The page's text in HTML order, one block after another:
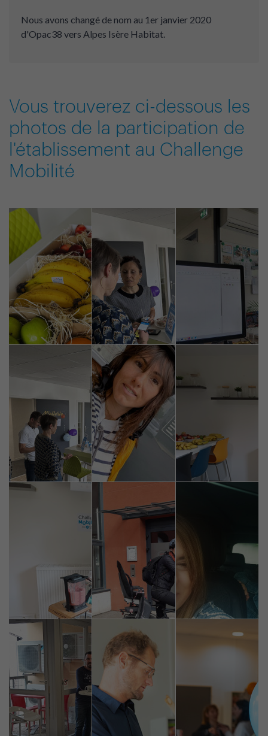
Nous avons changé de nom au 1er janvier 2020
d'Opac38 vers Alpes Isère Habitat.
Vous trouverez ci-dessous les
photos de la participation de
l'établissement au Challenge
Mobilité